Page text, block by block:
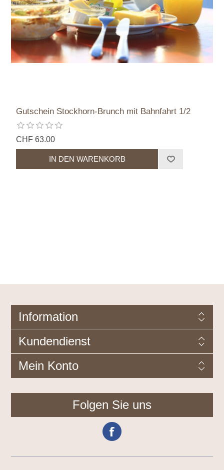
Gutschein Stockhorn-Brunch mit Bahnfahrt 1/2
CHF 63.00
Information
Kundendienst
Mein Konto
Folgen Sie uns